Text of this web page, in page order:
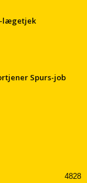
lægetjek
Spurs-job
4828